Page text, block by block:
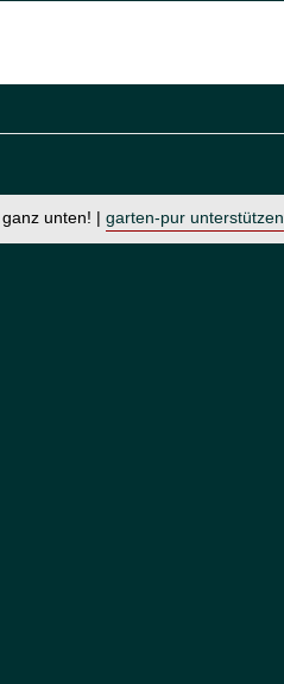
ganz unten! | garten-pur unterstützen